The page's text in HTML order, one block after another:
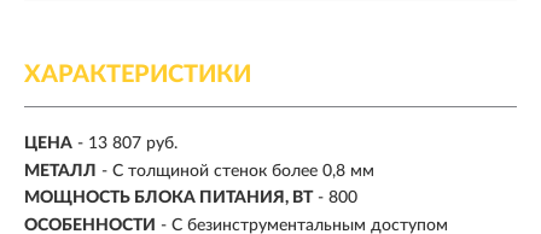
ХАРАКТЕРИСТИКИ
ЦЕНА - 13 807 руб.
МЕТАЛЛ - С толщиной стенок более 0,8 мм
МОЩНОСТЬ БЛОКА ПИТАНИЯ, ВТ - 800
ОСОБЕННОСТИ - С безинструментальным доступом